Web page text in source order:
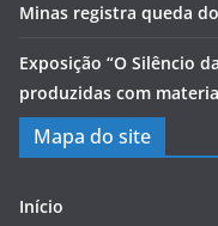
Minas registra queda
Exposição “O Silêncio
produzidas com
Mapa do site
Início